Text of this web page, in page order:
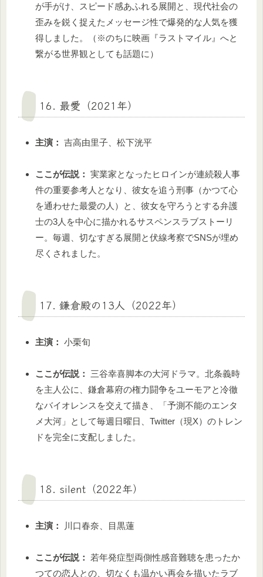
が手がけ、スピード感あふれる展開と、現代社会の
歪みを鋭く捉えたメッセージ性で爆発的な人気を獲
得しました。（※のちに映画『ラストマイル』へと
繋がる世界観としても話題に）
16. 最愛（2021年）
主演： 吉高由里子、松下洸平
ここが伝説： 実業家となったヒロインが連続殺人事
件の重要参考人となり、彼女を追う刑事（かつて心
を通わせた最愛の人）と、彼女を守ろうとする弁護
士の3人を中心に描かれるサスペンスラブストーリ
ー。毎週、切なすぎる展開と伏線考察でSNSが埋め
尽くされました。
17. 鎌倉殿の13人（2022年）
主演： 小栗旬
ここが伝説：
三谷幸喜脚本の大河ドラマ。北条義時
を主人公に、鎌倉幕府の権力闘争をユーモアと冷徹
なバイオレンスを交えて描き、「予測不能のエンタ
メ大河」として毎週日曜日、Twitter（現X）のトレン
ドを完全に支配しました。
18. silent（2022年）
主演： 川口春奈、目黒蓮
ここが伝説：
若年発症型両側性感音難聴を患ったか
つての恋人との、切なくも温かい再会を描いたラブ